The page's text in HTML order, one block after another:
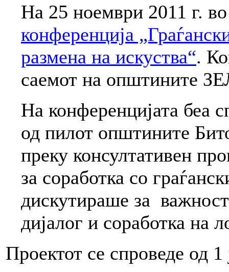
На 25 ноември 2011 г.
конференција
размена на искуства“.
саемот на општините
На конференцијата беа
од пилот општините
преку консултативен
за соработка со
дискутираше за
дијалог и соработка на
Проектот се спроведе од